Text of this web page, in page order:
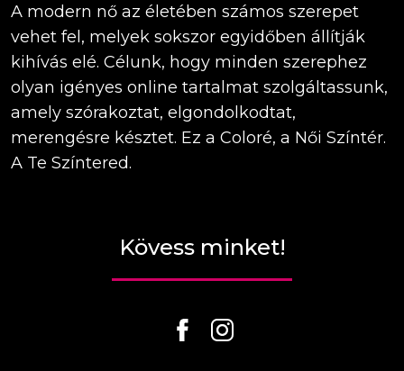
A modern nő az életében számos szerepet
vehet fel, melyek sokszor egyidőben állítják
kihívás elé. Célunk, hogy minden szerephez
olyan igényes online tartalmat szolgáltassunk,
amely szórakoztat, elgondolkodtat,
merengésre késztet. Ez a Coloré, a Női Színtér.
A Te Színtered.
Kövess minket!